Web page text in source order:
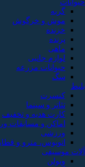
حیوانات
گربه
موش و خرگوش
خزنده
پرنده
ماهی
لوازم جانبی
حیوانات مزرعه
سگ
بلیط
کنسرت
تئاتر و سینما
کارت هدیه و تخفیف
اماکن و مسابقات
ورزشی
اتوبوس، مترو و قطار
آلات موسیقی
ویولن